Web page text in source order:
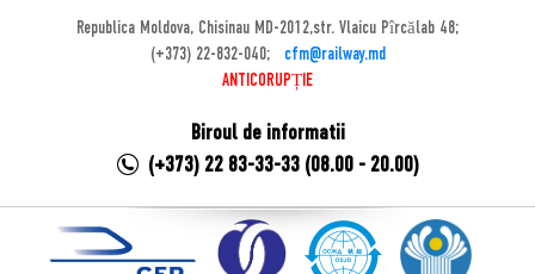
Republica Moldova, Chisinau MD-2012,str. Vlaicu Pîrcălab 48;
(+373) 22-832-040;
cfm@railway.md
ANTICORUPȚIE
Biroul de informatii
(+373) 22 83-33-33 (08.00 - 20.00)